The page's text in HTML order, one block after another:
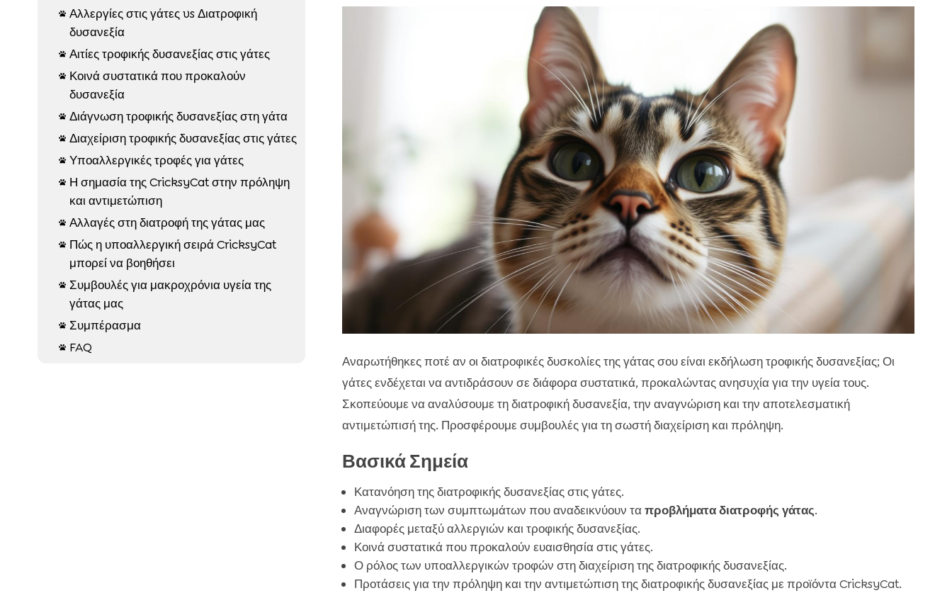
 Αλλεργίες στις γάτες vs Διατροφική
δυσανεξία
 Αιτίες τροφικής δυσανεξίας στις γάτες

Κοινά συστατικά που προκαλούν
δυσανεξία
 Διάγνωση τροφικής δυσανεξίας στη γάτα
 Διαχείριση τροφικής δυσανεξίας στις γάτες
 Υποαλλεργικές τροφές για γάτες

Η σημασία της CricksyCat στην πρόληψη
και αντιμετώπιση
 Αλλαγές στη διατροφή της γάτας μας

Πώς η υποαλλεργική σειρά CricksyCat
μπορεί να βοηθήσει
 Συμβουλές για μακροχρόνια υγεία της
γάτας μας
 Συμπέρασμα
 FAQ
Αναρωτήθηκες ποτέ αν οι διατροφικές δυσκολίες της γάτας σου είναι εκδήλωση τροφικής δυσανεξίας; Οι
γάτες ενδέχεται να αντιδράσουν σε διάφορα συστατικά, προκαλώντας ανησυχία για την υγεία τους.
Σκοπεύουμε να αναλύσουμε τη διατροφική δυσανεξία, την αναγνώριση και την αποτελεσματική
αντιμετώπισή της. Προσφέρουμε συμβουλές για τη σωστή διαχείριση και πρόληψη.
Βασικά Σημεία
Κατανόηση της διατροφικής δυσανεξίας στις γάτες.
Αναγνώριση των συμπτωμάτων που αναδεικνύουν ταπροβλήματα διατροφής γάτας.
Διαφορές μεταξύ αλλεργιών και τροφικής δυσανεξίας.
Κοινά συστατικά που προκαλούν ευαισθησία στις γάτες.
Ο ρόλος των υποαλλεργικών τροφών στη διαχείριση της διατροφικής δυσανεξίας.
Προτάσεις για την πρόληψη και την αντιμετώπιση της διατροφικής δυσανεξίας με προϊόντα CricksyCat.